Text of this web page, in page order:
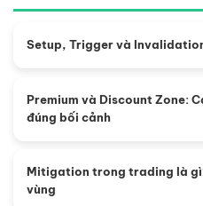
Setup, Trigger và
Premium và Discount Zone:
đúng bối cảnh
Mitigation trong trading là
vùng